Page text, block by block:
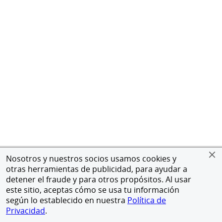
Nosotros y nuestros socios usamos cookies y
otras herramientas de publicidad, para ayudar a
detener el fraude y para otros propósitos. Al usar
este sitio, aceptas cómo se usa tu información
según lo establecido en nuestra Política de
Privacidad.